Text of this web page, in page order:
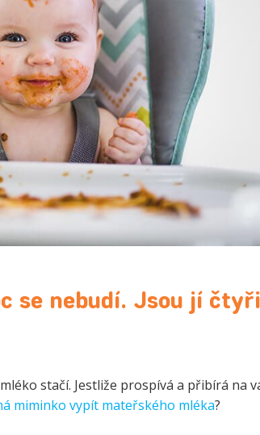
se nebudí. Jsou jí
stačí. Jestliže prospívá a přibírá na
miminko vypít mateřského mléka?